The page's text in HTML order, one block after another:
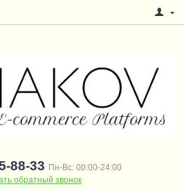
88-33 Пн-Вс: 00:00-24:00
обратный звонок